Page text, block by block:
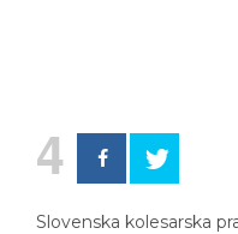
4
Slovenska kolesarska